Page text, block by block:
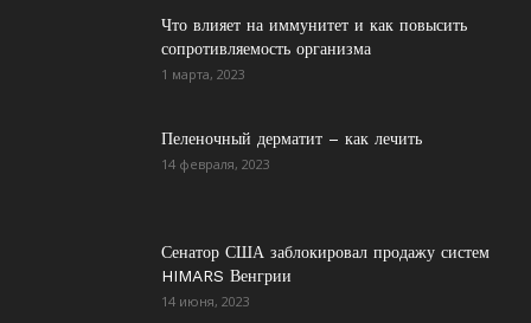
Что влияет на иммунитет и как повысить
сопротивляемость организма
1 марта, 2023
Пеленочный дерматит – как лечить
14 февраля, 2023
Сенатор США заблокировал продажу систем
HIMARS Венгрии
14 июня, 2023